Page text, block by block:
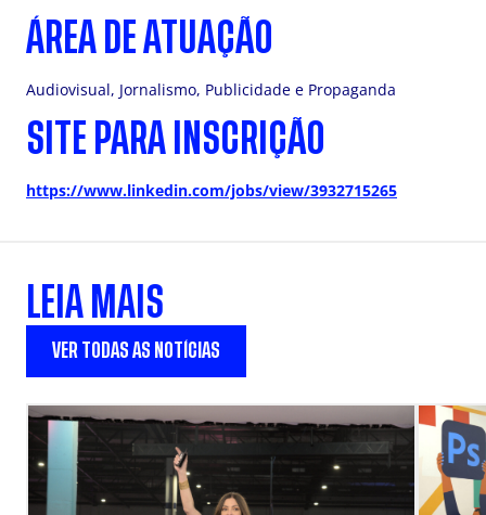
ÁREA DE ATUAÇÃO
Audiovisual, Jornalismo, Publicidade e Propaganda
SITE PARA INSCRIÇÃO
https://www.linkedin.com/jobs/view/3932715265
LEIA MAIS
VER TODAS AS NOTÍCIAS